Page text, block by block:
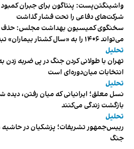
واشینگتن‌پست: پنتاگون برای جبران
شرکت‌های دفاعی را تحت فشار گذاشت
سخنگوی کمیسیون بهداشت مجلس: حذف
می‌تواند ۱۴۰۶ را به «سال کشتار بیماران» تبدیل کند
تحلیل
تهران با طولانی کردن جنگ در پی ضربه زدن
انتخابات میان‌دوره‌ای است
تحلیل
نسل معلق؛ ایرانیانی که میان رفتن، دیده
بازگشت زندگی می‌کنند
تحلیل
رییس‌جمهور تشریفات؛ پزشکیان در حاشیه
جنگ